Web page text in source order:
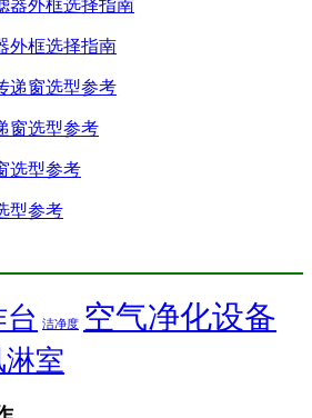
外框选择指南
窗选型参考
型参考
洁净度 空气净化设备
淋室